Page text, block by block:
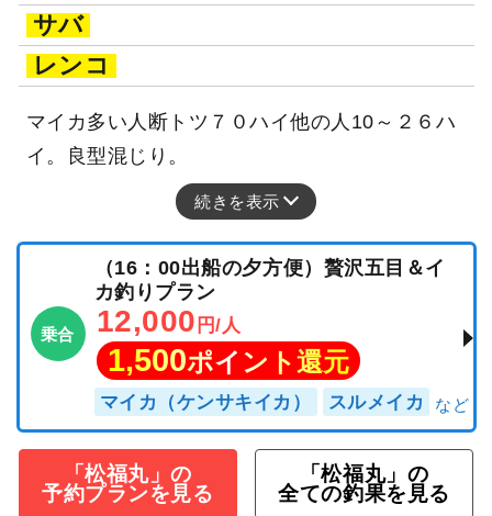
サバ
レンコ
マイカ多い人断トツ７０ハイ他の人10～２６ハ
イ。良型混じり。
続きを表示
乗合
（16：00出船の夕方便）贅沢五目＆イ
カ釣りプラン
12,000 円/人
1,500ポイント還元
マイカ（ケンサキイカ） スルメイカ
「松福丸」の
予約プランを見る
「松福丸」の
全ての釣果を見る